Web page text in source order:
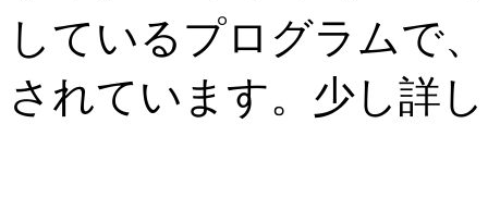
しているプログラムで
されています。少し詳